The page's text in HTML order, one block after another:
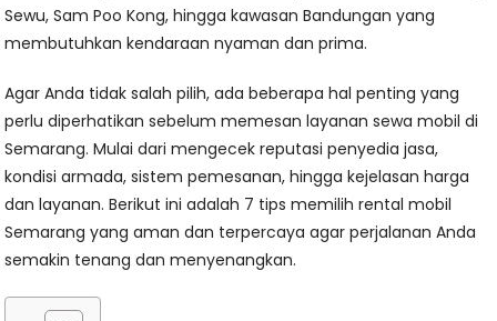
Sewu, Sam Poo Kong, hingga kawasan Bandungan yang
membutuhkan kendaraan nyaman dan prima.
Agar Anda tidak salah pilih, ada beberapa hal penting yang
perlu diperhatikan sebelum memesan layanan sewa mobil di
Semarang. Mulai dari mengecek reputasi penyedia jasa,
kondisi armada, sistem pemesanan, hingga kejelasan harga
dan layanan. Berikut ini adalah 7 tips memilih rental mobil
Semarang yang aman dan terpercaya agar perjalanan Anda
semakin tenang dan menyenangkan.